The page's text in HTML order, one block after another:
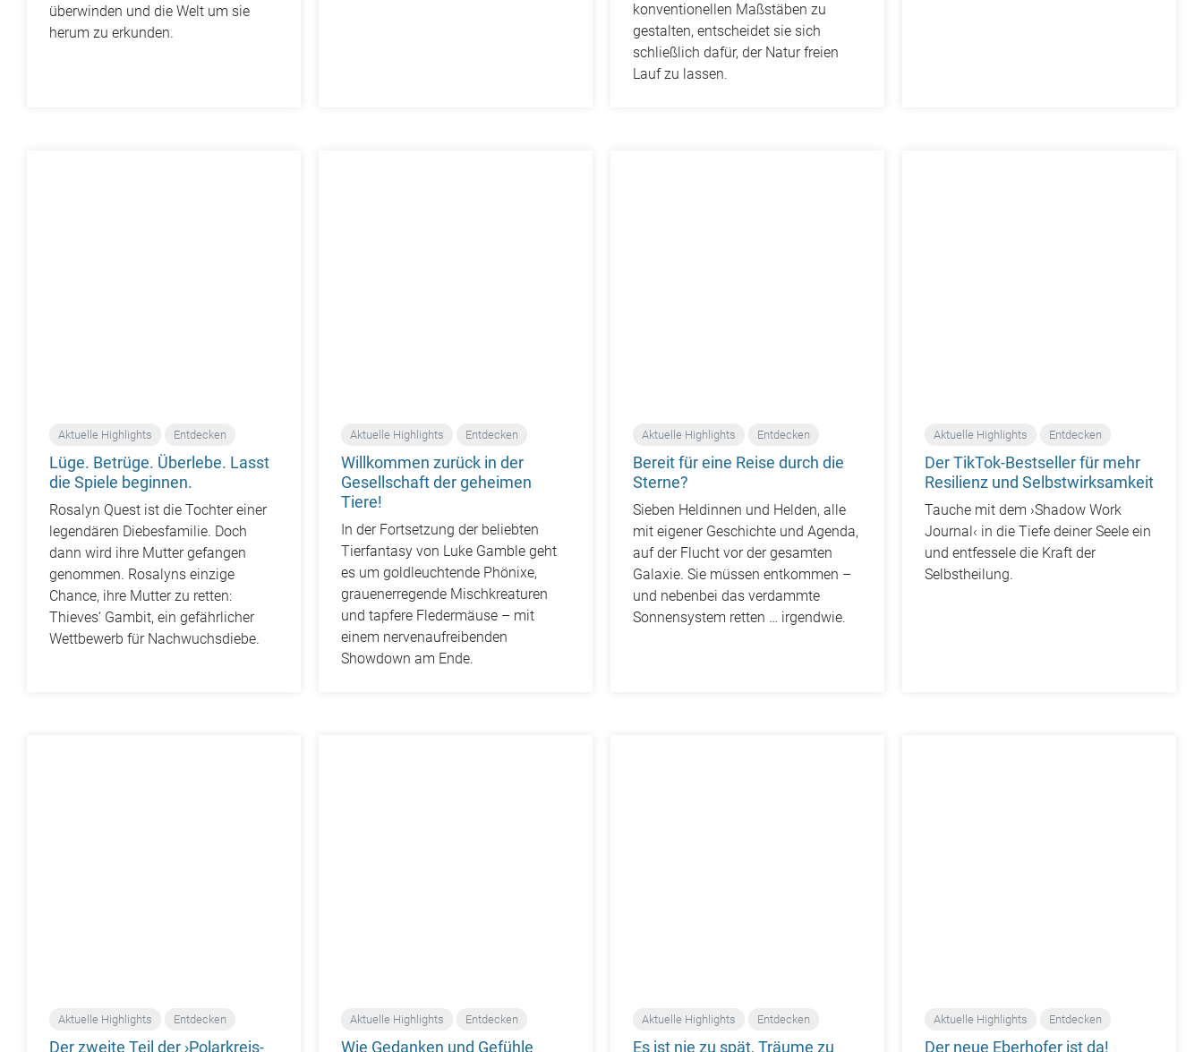
überwinden und die Welt um sie
herum zu erkunden.
konventionellen Maßstäben zu
gestalten, entscheidet sie sich
schließlich dafür, der Natur freien
Lauf zu lassen.
Aktuelle Highlights Entdecken
Lüge. Betrüge. Überlebe. Lasst
die Spiele beginnen.
Rosalyn Quest ist die Tochter einer
legendären Diebesfamilie. Doch
dann wird ihre Mutter gefangen
genommen. Rosalyns einzige
Chance, ihre Mutter zu retten:
Thieves‘ Gambit, ein gefährlicher
Wettbewerb für Nachwuchsdiebe.
Aktuelle Highlights Entdecken
Willkommen zurück in der
Gesellschaft der geheimen
Tiere!
In der Fortsetzung der beliebten
Tierfantasy von Luke Gamble geht
es um goldleuchtende Phönixe,
grauenerregende Mischkreaturen
und tapfere Fledermäuse – mit
einem nervenaufreibenden
Showdown am Ende.
Aktuelle Highlights Entdecken
Bereit für eine Reise durch die
Sterne?
Sieben Heldinnen und Helden, alle
mit eigener Geschichte und Agenda,
auf der Flucht vor der gesamten
Galaxie. Sie müssen entkommen –
und nebenbei das verdammte
Sonnensystem retten … irgendwie.
Aktuelle Highlights Entdecken
Der TikTok-Bestseller für mehr
Resilienz und Selbstwirksamkeit
Tauche mit dem ›Shadow Work
Journal‹ in die Tiefe deiner Seele ein
und entfessele die Kraft der
Selbstheilung.
Aktuelle Highlights Entdecken
Der zweite Teil der ›Polarkreis-
Aktuelle Highlights Entdecken
Wie Gedanken und Gefühle
Aktuelle Highlights Entdecken
Es ist nie zu spät, Träume zu
Aktuelle Highlights Entdecken
Der neue Eberhofer ist da!